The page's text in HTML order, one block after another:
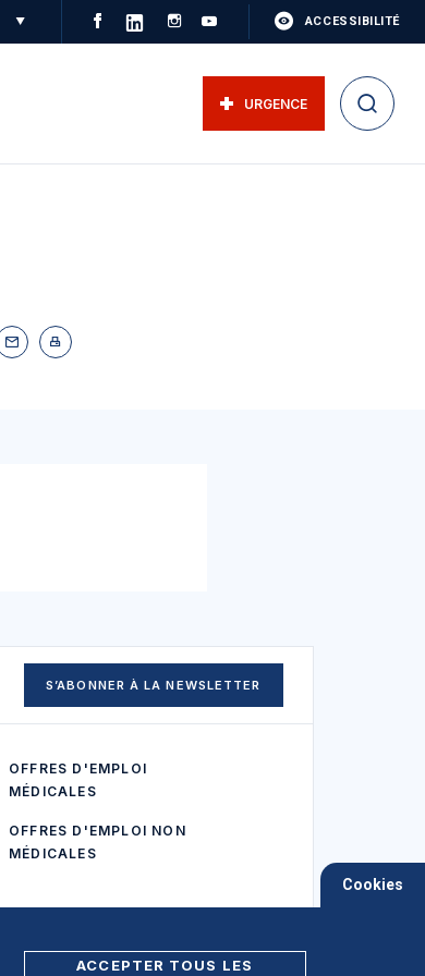
ACCESSIBILITÉ
URGENCE
S’ABONNER À LA NEWSLETTER
OFFRES D'EMPLOI
MÉDICALES
OFFRES D'EMPLOI NON
MÉDICALES
Cookies
ACCEPTER TOUS LES